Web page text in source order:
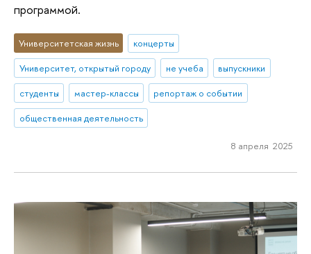
программой.
Университетская жизнь
концерты
Университет, открытый городу
не учеба
выпускники
студенты
мастер-классы
репортаж о событии
общественная деятельность
8 апреля 2025